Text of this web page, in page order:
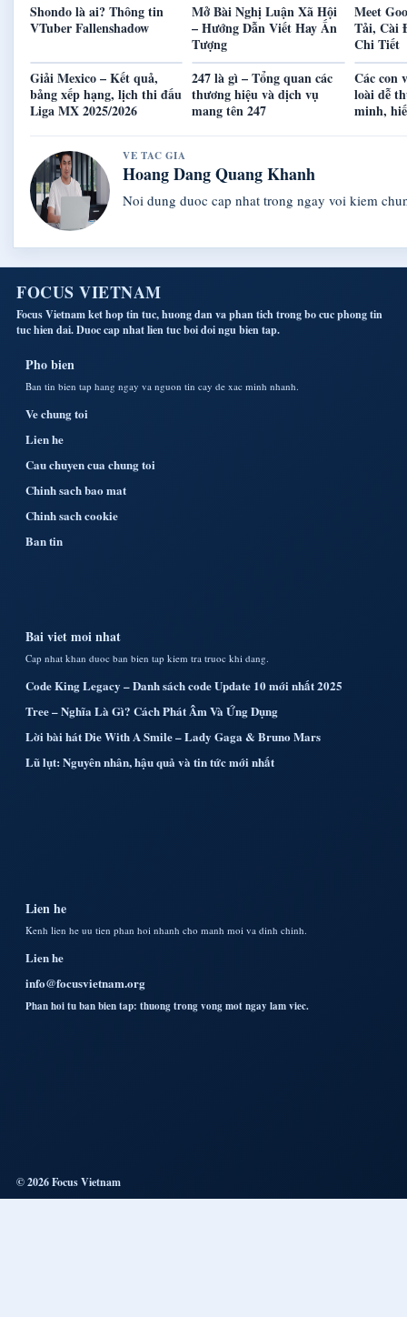
Shondo là ai? Thông tin
VTuber Fallenshadow
Mở Bài Nghị Luận Xã Hội
– Hướng Dẫn Viết Hay Ấn
Tượng
Meet
Tải, Cài
Chi Tiết
Giải Mexico – Kết quả,
bảng xếp hạng, lịch thi đấu
Liga MX 2025/2026
247 là gì – Tổng quan các
thương hiệu và dịch vụ
mang tên 247
Các con
loài dễ
minh,
VE TAC GIA
Hoang Dang Quang Khanh
Noi dung duoc cap nhat trong ngay voi kiem
FOCUS VIETNAM
Focus Vietnam ket hop tin tuc, huong dan va phan tich trong bo cuc phong tin
tuc hien dai. Duoc cap nhat lien tuc boi doi ngu bien tap.
Pho bien
Ban tin bien tap hang ngay va nguon tin cay de xac minh nhanh.
Ve chung toi
Lien he
Cau chuyen cua chung toi
Chinh sach bao mat
Chinh sach cookie
Ban tin
Bai viet moi nhat
Cap nhat khan duoc ban bien tap kiem tra truoc khi dang.
Code King Legacy – Danh sách code Update 10 mới nhất 2025
Tree – Nghĩa Là Gì? Cách Phát Âm Và Ứng Dụng
Lời bài hát Die With A Smile – Lady Gaga & Bruno Mars
Lũ lụt: Nguyên nhân, hậu quả và tin tức mới nhất
Lien he
Kenh lien he uu tien phan hoi nhanh cho manh moi va dinh chinh.
Lien he
info@focusvietnam.org
Phan hoi tu ban bien tap: thuong trong vong mot ngay lam viec.
© 2026 Focus Vietnam